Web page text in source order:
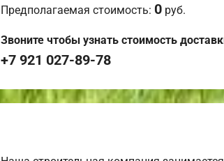
Предполагаемая стоимость: 0 руб.
Звоните чтобы узнать стоимость
+7 921 027-89-78